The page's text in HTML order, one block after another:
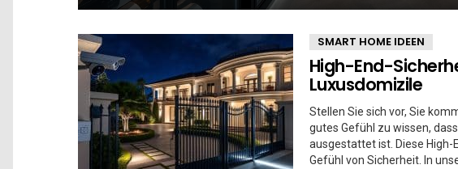
SMART HOME IDEEN
High-End-
Luxusdomizile
Stellen Sie sich vor, Sie
gutes Gefühl zu wissen,
ausgestattet ist. Diese
Gefühl von Sicherheit. In